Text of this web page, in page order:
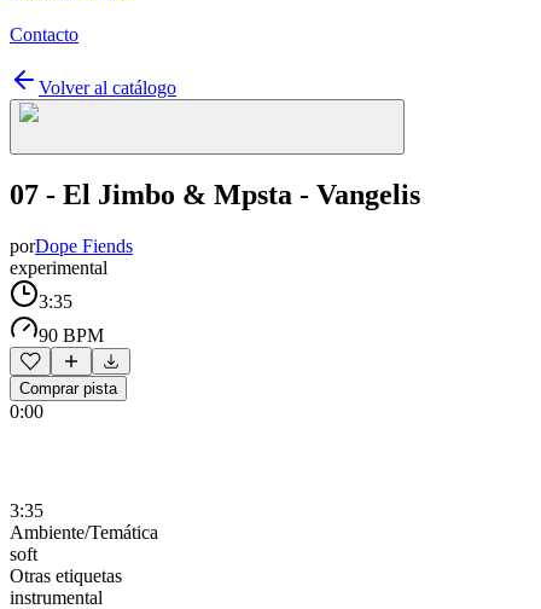
Contacto
Volver al catálogo
07 - El Jimbo & Mpsta - Vangelis
porDope Fiends
experimental
3:35
90 BPM
Comprar pista
0:00
3:35
Ambiente/Temática
soft
Otras etiquetas
instrumental